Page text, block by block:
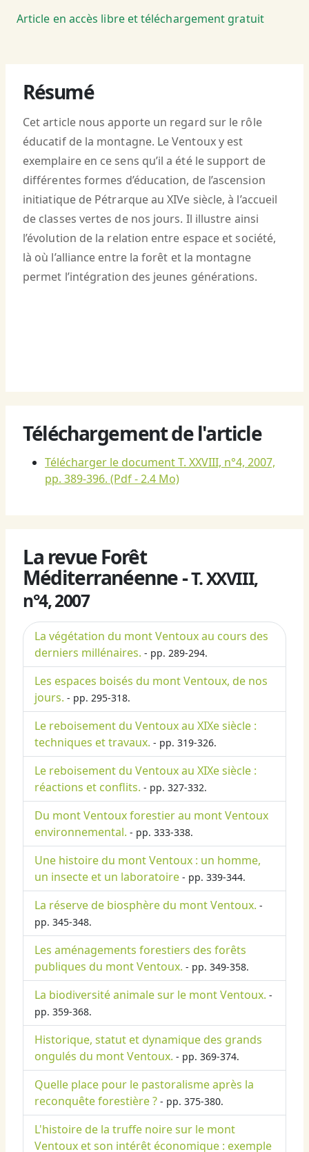
Article en accès libre et téléchargement gratuit
Résumé
Cet article nous apporte un regard sur le rôle
éducatif de la montagne. Le Ventoux y est
exemplaire en ce sens qu’il a été le support de
différentes formes d’éducation, de l’ascension
initiatique de Pétrarque au XIVe siècle, à l’accueil
de classes vertes de nos jours. Il illustre ainsi
l’évolution de la relation entre espace et société,
là où l’alliance entre la forêt et la montagne
permet l’intégration des jeunes générations.
Téléchargement de l'article
Télécharger le document T. XXVIII, n°4, 2007,
pp. 389-396. (Pdf - 2.4 Mo)
La revue Forêt
Méditerranéenne -T. XXVIII,
n°4, 2007
La végétation du mont Ventoux au cours des
derniers millénaires. - pp. 289-294.
Les espaces boisés du mont Ventoux, de nos
jours. - pp. 295-318.
Le reboisement du Ventoux au XIXe siècle :
techniques et travaux. - pp. 319-326.
Le reboisement du Ventoux au XIXe siècle :
réactions et conflits. - pp. 327-332.
Du mont Ventoux forestier au mont Ventoux
environnemental. - pp. 333-338.
Une histoire du mont Ventoux : un homme,
un insecte et un laboratoire - pp. 339-344.
La réserve de biosphère du mont Ventoux. -
pp. 345-348.
Les aménagements forestiers des forêts
publiques du mont Ventoux. - pp. 349-358.
La biodiversité animale sur le mont Ventoux. -
pp. 359-368.
Historique, statut et dynamique des grands
ongulés du mont Ventoux. - pp. 369-374.
Quelle place pour le pastoralisme après la
reconquête forestière ? - pp. 375-380.
L'histoire de la truffe noire sur le mont
Ventoux et son intérêt économique : exemple